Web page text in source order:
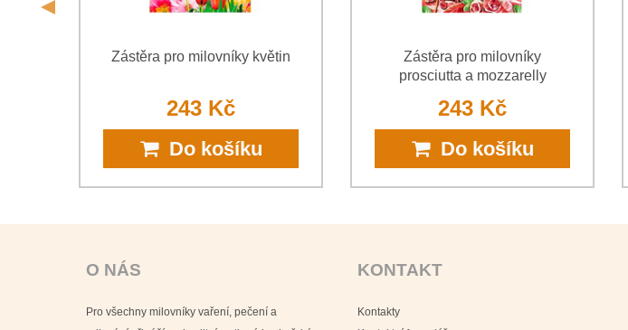
Zástěra pro milovníky květin
243 Kč
Do košíku
Zástěra pro milovníky
prosciutta a mozzarelly
243 Kč
Do košíku
O NÁS
Pro všechny milovníky vaření, pečení a
KONTAKT
Kontakty